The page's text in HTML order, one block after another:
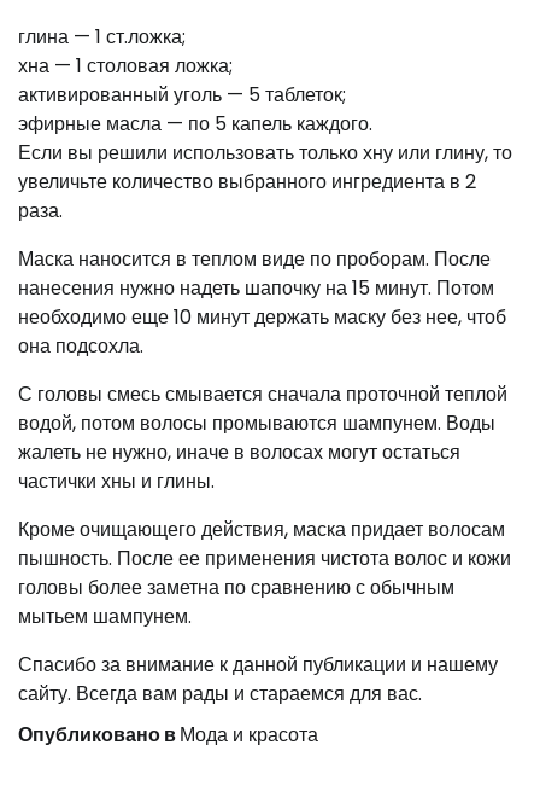
глина — 1 ст.ложка;
хна — 1 столовая ложка;
активированный уголь — 5 таблеток;
эфирные масла — по 5 капель каждого.
Если вы решили использовать только хну или глину, то
увеличьте количество выбранного ингредиента в 2
раза.
Маска наносится в теплом виде по проборам. После
нанесения нужно надеть шапочку на 15 минут. Потом
необходимо еще 10 минут держать маску без нее, чтоб
она подсохла.
С головы смесь смывается сначала проточной теплой
водой, потом волосы промываются шампунем. Воды
жалеть не нужно, иначе в волосах могут остаться
частички хны и глины.
Кроме очищающего действия, маска придает волосам
пышность. После ее применения чистота волос и кожи
головы более заметна по сравнению с обычным
мытьем шампунем.
Спасибо за внимание к данной публикации и нашему
сайту. Всегда вам рады и стараемся для вас.
Опубликовано вМода и красота